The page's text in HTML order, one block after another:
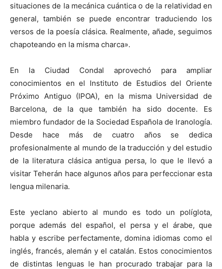
situaciones de la mecánica cuántica o de la relatividad en
general, también se puede encontrar traduciendo los
versos de la poesía clásica. Realmente, añade, seguimos
chapoteando en la misma charca».
En la Ciudad Condal aprovechó para ampliar
conocimientos en el Instituto de Estudios del Oriente
Próximo Antiguo (IPOA), en la misma Universidad de
Barcelona, de la que también ha sido docente. Es
miembro fundador de la Sociedad Española de Iranología.
Desde hace más de cuatro años se dedica
profesionalmente al mundo de la traducción y del estudio
de la literatura clásica antigua persa, lo que le llevó a
visitar Teherán hace algunos años para perfeccionar esta
lengua milenaria.
Este yeclano abierto al mundo es todo un políglota,
porque además del español, el persa y el árabe, que
habla y escribe perfectamente, domina idiomas como el
inglés, francés, alemán y el catalán. Estos conocimientos
de distintas lenguas le han procurado trabajar para la